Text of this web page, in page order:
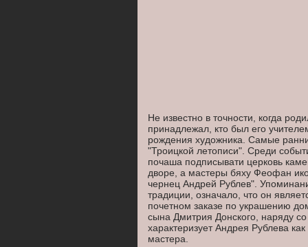
Не известно в точности, когда
принадлежал, кто был его
рождения художника. Самые
"Троицкой летописи". Среди
почаша подписывати церковь
дворе, а мастеры бяху Феофан
чернец Андрей Рублев".
традиции, означало, что он
почетном заказе по украшению
сына Дмитрия Донского, наряду
характеризует Андрея Рублева
мастера.